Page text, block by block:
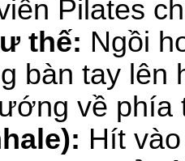
Pilates
thế: Ngồi
bàn tay lên
về phía
Hít